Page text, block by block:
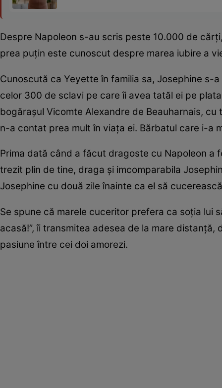
Despre Napoleon s-au scris peste 10.000 de
prea puțin este cunoscut despre marea iubire a
Cunoscută ca Yeyette în familia sa, Josephine s-
celor 300 de sclavi pe care îi avea tatăl ei pe
bogărașul Vicomte Alexandre de Beauharnais,
n-a contat prea mult în viața ei. Bărbatul care i-a
Prima dată când a făcut dragoste cu Napoleon a
trezit plin de tine, draga și imcomparabila
Josephine cu două zile înainte ca el să
Se spune că marele cuceritor prefera ca soția lui
acasă!”, îi transmitea adesea de la mare
pasiune între cei doi amorezi.